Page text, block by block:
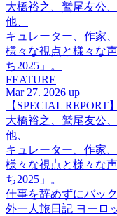
大橋裕之、鷲尾友公
他、
キュレーター、作家
様々な視点と様々な
ち2025」。
FEATURE
Mar 27. 2026 up
【SPECIAL REPORT】
大橋裕之、鷲尾友公
他、
キュレーター、作家
様々な視点と様々な
ち2025」。
仕事を辞めずにバッ
外一人旅日記 ヨーロ